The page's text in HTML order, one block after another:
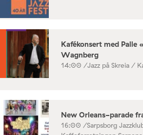
Kafékonsert med Palle
Wagnberg
14:00 /Jazz på Skreia /
New Orleans-parade
16:00 /Sarpsborg